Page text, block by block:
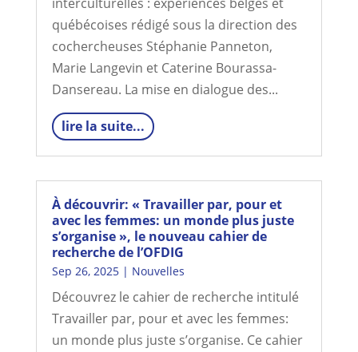
québécoises rédigé sous la direction des
cochercheuses Stéphanie Panneton,
Marie Langevin et Caterine Bourassa-
Dansereau. La mise en dialogue des...
lire la suite...
À découvrir: « Travailler par, pour et
avec les femmes: un monde plus juste
s’organise », le nouveau cahier de
recherche de l’OFDIG
Sep 26, 2025| Nouvelles
Découvrez le cahier de recherche intitulé
Travailler par, pour et avec les femmes:
un monde plus juste s’organise. Ce cahier